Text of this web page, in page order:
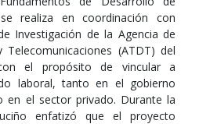
realiza en coordinación con
Investigación de la Agencia de
(ATDT) del
el propósito de vincular a
laboral, tanto en el gobierno
en el sector privado. Durante la
enfatizó que el proyecto